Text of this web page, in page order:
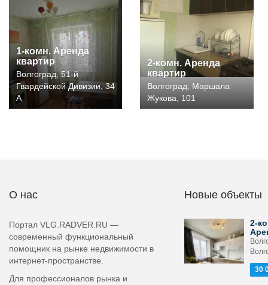
1-комн. Аренда
квартир
Волгоград, 51-й
Гвардейской Дивизии, 34
А
2-комн. Аренда
квартир
Волгоград, Маршала
Жукова, 101
О нас
Портал VLG.RADVER.RU —
современный функциональный
помощник на рынке недвижимости в
интернет-пространстве.
Для профессионалов рынка и
Новые объекты
2-
30